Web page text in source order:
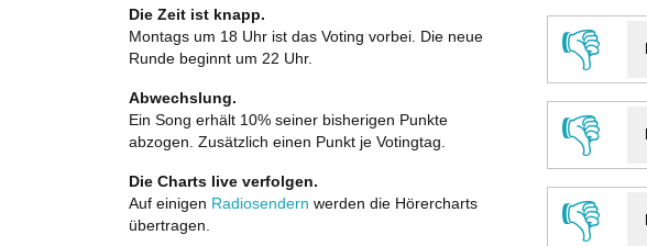
👎
👎
👎
Die Zeit ist knapp.
Montags um 18 Uhr ist das Voting vorbei. Die neue
Runde beginnt um 22 Uhr.
Abwechslung.
Ein Song erhält 10% seiner bisherigen Punkte
abzogen. Zusätzlich einen Punkt je Votingtag.
Die Charts live verfolgen.
Auf einigen Radiosendern werden die Hörercharts
übertragen.